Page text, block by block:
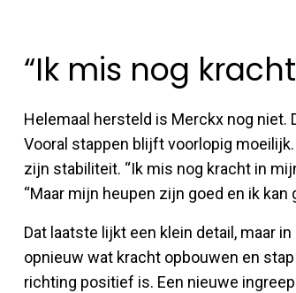
“Ik mis nog
Helemaal hersteld is Merckx nog
Vooral stappen blijft voorlopig
zijn stabiliteit. “Ik mis nog kracht in
“Maar mijn heupen zijn goed en ik kan
Dat laatste lijkt een klein detail, maar
opnieuw wat kracht opbouwen en
richting positief is. Een nieuwe